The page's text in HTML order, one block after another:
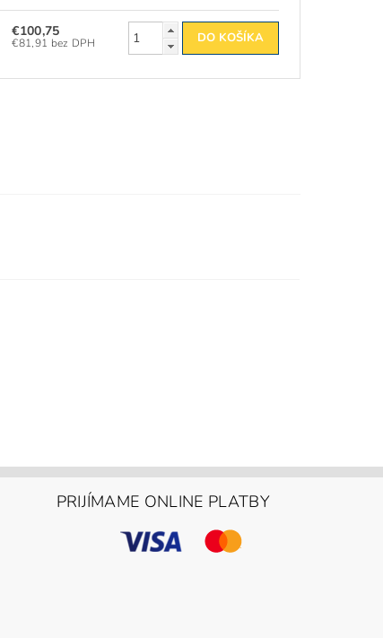
€100,75
€81,91 bez DPH
PRIJÍMAME ONLINE PLATBY